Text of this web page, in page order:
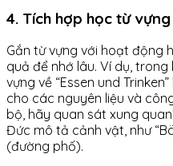
4. Tích hợp học từ
Gắn từ vựng với hoạt động
quả để nhớ lâu. Ví dụ,
vựng về “Essen und
cho các nguyên liệu và
bộ, hãy quan sát xung
Đức mô tả cảnh vật, như
(đường phố).